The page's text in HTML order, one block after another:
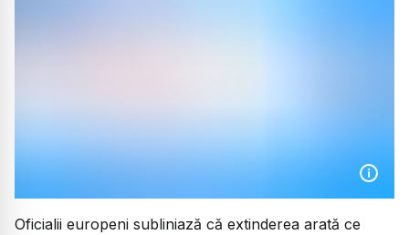
Oficialii europeni subliniază că extinderea arată ce